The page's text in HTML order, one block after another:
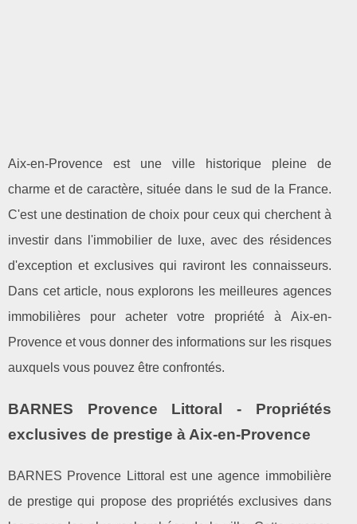
Aix-en-Provence est une ville historique pleine de
charme et de caractère, située dans le sud de la France.
C'est une destination de choix pour ceux qui cherchent à
investir dans l'immobilier de luxe, avec des résidences
d'exception et exclusives qui raviront les connaisseurs.
Dans cet article, nous explorons les meilleures agences
immobilières pour acheter votre propriété à Aix-en-
Provence et vous donner des informations sur les risques
auxquels vous pouvez être confrontés.
BARNES Provence Littoral - Propriétés
exclusives de prestige à Aix-en-Provence
BARNES Provence Littoral est une agence immobilière
de prestige qui propose des propriétés exclusives dans